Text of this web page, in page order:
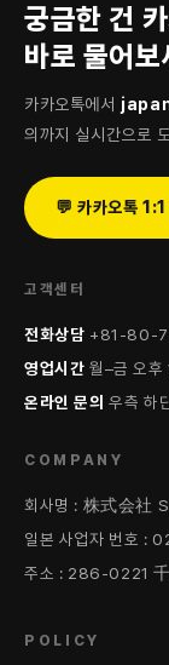
궁금한 건
바로 물어보
카카오톡에서
의까지 실시간으로
💬 카카오톡 1:1
고객센터
전화상담 +81-80-
영업시간 월–금 오
온라인 문의 우측 하
COMPANY
회사명 : 株式会社
일본 사업자 번호
주소 : 286-0221
POLICY